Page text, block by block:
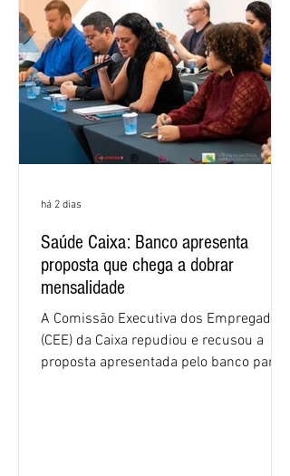
Saúde Caixa: Banco apresenta
proposta que chega a dobrar
mensalidade
A Comissão Executiva dos Empregados
(CEE) da Caixa repudiou e recusou a
proposta apresentada pelo banco para o
há 2 dias